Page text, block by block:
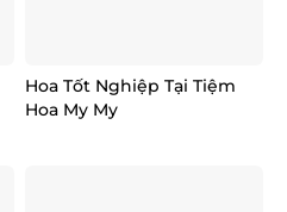
Hoa Tốt Nghiệp Tại Tiệm
Hoa My My